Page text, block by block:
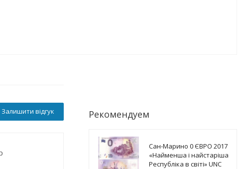
Залишити відгук Рекомендуем
Сан-Марино 0 ЄВРО 2017
«Найменша і найстаріша
Республіка в світі» UNC